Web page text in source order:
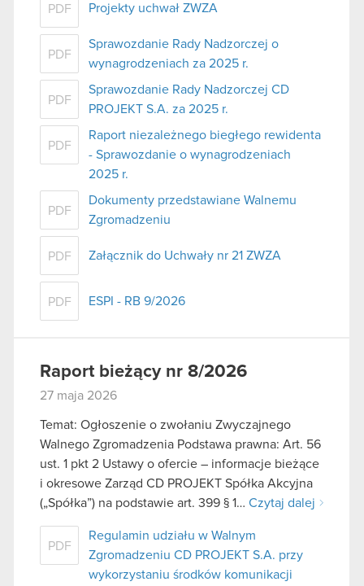
PDF Projekty uchwał ZWZA
PDF
Sprawozdanie Rady Nadzorczej o
wynagrodzeniach za 2025 r.
PDF
Sprawozdanie Rady Nadzorczej CD
PROJEKT S.A. za 2025 r.
PDF
Raport niezależnego biegłego rewidenta
- Sprawozdanie o wynagrodzeniach
2025 r.
PDF
Dokumenty przedstawiane Walnemu
Zgromadzeniu
PDF Załącznik do Uchwały nr 21 ZWZA
PDF ESPI - RB 9/2026
Raport bieżący nr 8/2026
27 maja 2026
Temat: Ogłoszenie o zwołaniu Zwyczajnego
Walnego Zgromadzenia Podstawa prawna: Art. 56
ust. 1 pkt 2 Ustawy o ofercie – informacje bieżące
i okresowe Zarząd CD PROJEKT Spółka Akcyjna
(„Spółka”) na podstawie art. 399 § 1… Czytaj dalej
PDF
Regulamin udziału w Walnym
Zgromadzeniu CD PROJEKT S.A. przy
wykorzystaniu środków komunikacji